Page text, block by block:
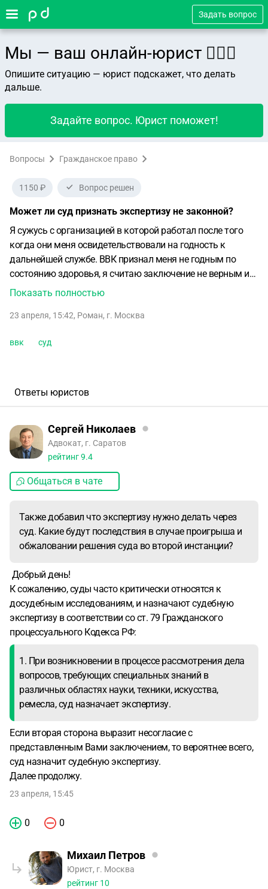
Задать вопрос
Мы — ваш онлайн-юрист 👨🏻‍⚖️
Опишите ситуацию — юрист подскажет, что делать
дальше.
Задайте вопрос. Юрист поможет!
Вопросы Гражданское право
1150 ₽ Вопрос решен
Может ли суд признать экспертизу не законной?
Я сужусь с организацией в которой работал после того
когда они меня освидетельствовали на годность к
дальнейшей службе. ВВК признал меня не годным по
состоянию здоровья, я считаю заключение не верным и
ошибочным. В предварительному судебном заседании
течении месяца. Я самостоятельно занялся поиском
мне сделали экспертизу, выслав на мою электронную
принял экспертизу, но сказал что нужен оригинал и
случае проигрыша и обжаловании решения суда во
второй инстанции? Может ли суд признать экспертизу не
законной?
Показать полностью
23 апреля, 15:42, Роман, г. Москва
ввк суд
Ответы юристов
Сергей Николаев
Адвокат, г. Саратов
рейтинг9.4
Общаться в чате
Также добавил что экспертизу нужно делать через
суд. Какие будут последствия в случае проигрыша и
обжаловании решения суда во второй инстанции?
Добрый день!
К сожалению, суды часто критически относятся к
досудебным исследованиям, и назначают судебную
экспертизу в соответствии со ст. 79 Гражданского
процессуального Кодекса РФ:
1. При возникновении в процессе рассмотрения дела
вопросов, требующих специальных знаний в
различных областях науки, техники, искусства,
ремесла, суд назначает экспертизу.
Если вторая сторона выразит несогласие с
представленным Вами заключением, то вероятнее всего,
суд назначит судебную экспертизу.
Далее продолжу.
23 апреля, 15:45
0 0
Михаил Петров
Юрист, г. Москва
рейтинг 10